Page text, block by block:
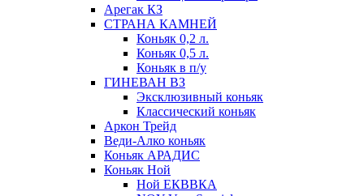
Арегак КЗ
СТРАНА КАМНЕЙ
Коньяк 0,2 л.
Коньяк 0,5 л.
Коньяк в п/у
ГИНЕВАН ВЗ
Эксклюзивный коньяк
Классический коньяк
Аркон Трейд
Веди-Алко коньяк
Коньяк АРАДИС
Коньяк Ной
Ной ЕКВВКА